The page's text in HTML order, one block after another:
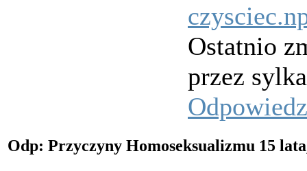
Ostatnio
przez
Odpowiedz
Odp: Przyczyny Homoseksualizmu 15